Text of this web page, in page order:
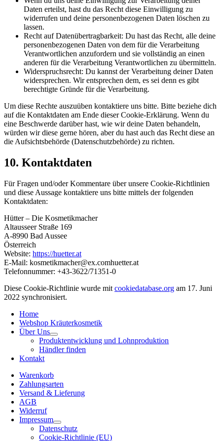
Daten erteilst, hast du das Recht diese Einwilligung zu
widerrufen und deine personenbezogenen Daten löschen zu
lassen.
Recht auf Datenübertragbarkeit: Du hast das Recht, alle deine
personenbezogenen Daten von dem für die Verarbeitung
Verantwortlichen anzufordern und sie vollständig an einen
anderen für die Verarbeitung Verantwortlichen zu übermitteln.
Widerspruchsrecht: Du kannst der Verarbeitung deiner Daten
widersprechen. Wir entsprechen dem, es sei denn es gibt
berechtigte Gründe für die Verarbeitung.
Um diese Rechte auszuüben kontaktiere uns bitte. Bitte beziehe dich
auf die Kontaktdaten am Ende dieser Cookie-Erklärung. Wenn du
eine Beschwerde darüber hast, wie wir deine Daten behandeln,
würden wir diese gerne hören, aber du hast auch das Recht diese an
die Aufsichtsbehörde (Datenschutzbehörde) zu richten.
10. Kontaktdaten
Für Fragen und/oder Kommentare über unsere Cookie-Richtlinien
und diese Aussage kontaktiere uns bitte mittels der folgenden
Kontaktdaten:
Hütter – Die Kosmetikmacher
Altausseer Straße 169
A-8990 Bad Aussee
Österreich
Website: https://huetter.at
E-Mail: kosmetikmacher@ex.comhuetter.at
Telefonnummer: +43-3622/71351-0
Diese Cookie-Richtlinie wurde mit cookiedatabase.org am 17. Juni
2022 synchronisiert.
Home
Webshop Kräuterkosmetik
Über Uns
Produktentwicklung und Lohnproduktion
Händler finden
Kontakt
Warenkorb
Zahlungsarten
Versand & Lieferung
AGB
Widerruf
Impressum
Datenschutz
Cookie-Richtlinie (EU)